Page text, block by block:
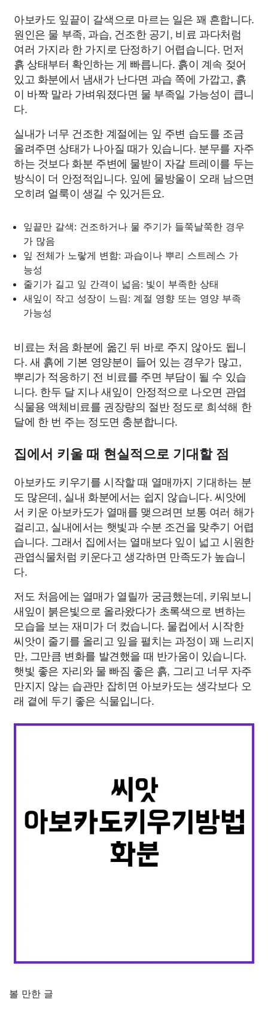
아보카도 잎끝이 갈색으로 마르는 일은 꽤 흔합니다.
원인은 물 부족, 과습, 건조한 공기, 비료 과다처럼
여러 가지라 한 가지로 단정하기 어렵습니다. 먼저
흙 상태부터 확인하는 게 빠릅니다. 흙이 계속 젖어
있고 화분에서 냄새가 난다면 과습 쪽에 가깝고, 흙
이 바짝 말라 가벼워졌다면 물 부족일 가능성이 큽니
다.
실내가 너무 건조한 계절에는 잎 주변 습도를 조금
올려주면 상태가 나아질 때가 있습니다. 분무를 자주
하는 것보다 화분 주변에 물받이 자갈 트레이를 두는
방식이 더 안정적입니다. 잎에 물방울이 오래 남으면
오히려 얼룩이 생길 수 있거든요.
잎끝만 갈색: 건조하거나 물 주기가 들쭉날쭉한 경우
가 많음
잎 전체가 노랗게 변함: 과습이나 뿌리 스트레스 가
능성
줄기가 길고 잎 간격이 넓음: 빛이 부족한 상태
새잎이 작고 성장이 느림: 계절 영향 또는 영양 부족
가능성
비료는 처음 화분에 옮긴 뒤 바로 주지 않아도 됩니
다. 새 흙에 기본 영양분이 들어 있는 경우가 많고,
뿌리가 적응하기 전 비료를 주면 부담이 될 수 있습
니다. 한두 달 지나 새잎이 안정적으로 나오면 관엽
식물용 액체비료를 권장량의 절반 정도로 희석해 한
달에 한 번 주는 정도면 충분합니다.
집에서 키울 때 현실적으로 기대할 점
아보카도 키우기를 시작할 때 열매까지 기대하는 분
도 많은데, 실내 화분에서는 쉽지 않습니다. 씨앗에
서 키운 아보카도가 열매를 맺으려면 보통 여러 해가
걸리고, 실내에서는 햇빛과 수분 조건을 맞추기 어렵
습니다. 그래서 집에서는 열매보다 잎이 넓고 시원한
관엽식물처럼 키운다고 생각하면 만족도가 높습니
다.
저도 처음에는 열매가 열릴까 궁금했는데, 키워보니
새잎이 붉은빛으로 올라왔다가 초록색으로 변하는
모습을 보는 재미가 더 컸습니다. 물컵에서 시작한
씨앗이 줄기를 올리고 잎을 펼치는 과정이 꽤 느리지
만, 그만큼 변화를 발견했을 때 반가움이 있습니다.
햇빛 좋은 자리와 물 빠짐 좋은 흙, 그리고 너무 자주
만지지 않는 습관만 잡히면 아보카도는 생각보다 오
래 곁에 두기 좋은 식물입니다.
볼 만한 글